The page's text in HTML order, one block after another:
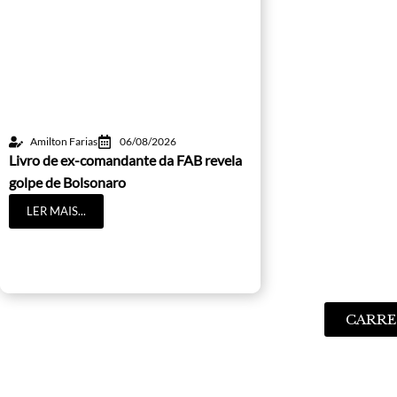
Amilton Farias 06/08/2026
Livro de ex-comandante da FAB revela
golpe de Bolsonaro
LER MAIS...